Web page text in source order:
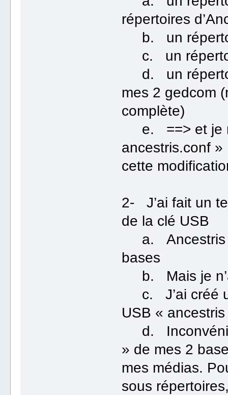
répertoires
b. un
c. un
d. un
mes 2 gedcom
complète)
e. ==> et je
ancestris.conf
cette
2- J’ai fait un
de la clé USB
a. Ancestris
bases
b. Mais je
c. J’ai créé
USB «
d.
» de mes 2
mes médias.
sous